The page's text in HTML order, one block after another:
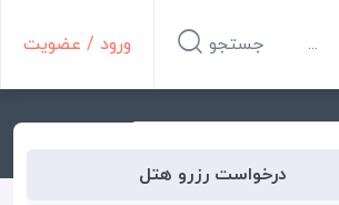
... ورود / عضویت جستجو
درخواست رزرو هتل